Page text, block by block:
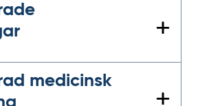
medicinsk